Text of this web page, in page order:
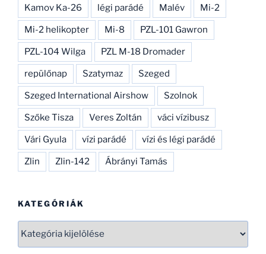
Kamov Ka-26 légi parádé Malév Mi-2
Mi-2 helikopter Mi-8 PZL-101 Gawron
PZL-104 Wilga PZL M-18 Dromader
repülőnap Szatymaz Szeged
Szeged International Airshow Szolnok
Szőke Tisza Veres Zoltán váci vízibusz
Vári Gyula vízi parádé vízi és légi parádé
Zlin Zlin-142 Ábrányi Tamás
KATEGÓRIÁK